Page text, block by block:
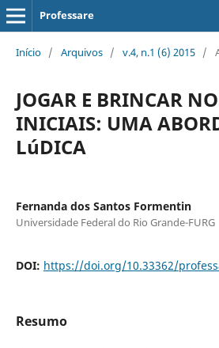
Professare
Início / Arquivos / v.4, n.1 (6) 2015 /
JOGAR E BRINCAR
INICIAIS: UMA
LúDICA
Fernanda dos Santos Formentin
Universidade Federal do Rio Grande-FURG
DOI: https://doi.org/10.33362/
Resumo